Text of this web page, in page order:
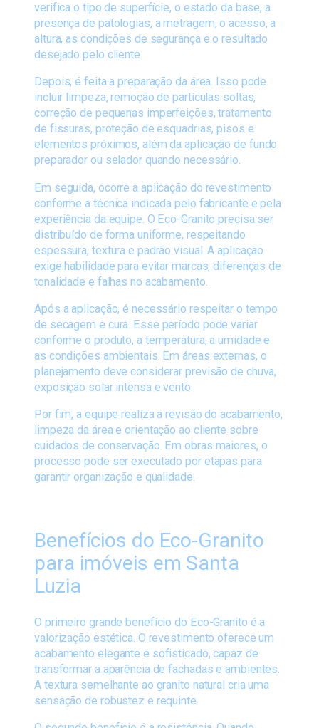
verifica o tipo de superfície, o estado da base, a
presença de patologias, a metragem, o acesso, a
altura, as condições de segurança e o resultado
desejado pelo cliente.
Depois, é feita a preparação da área. Isso pode
incluir limpeza, remoção de partículas soltas,
correção de pequenas imperfeições, tratamento
de fissuras, proteção de esquadrias, pisos e
elementos próximos, além da aplicação de fundo
preparador ou selador quando necessário.
Em seguida, ocorre a aplicação do revestimento
conforme a técnica indicada pelo fabricante e pela
experiência da equipe. O Eco-Granito precisa ser
distribuído de forma uniforme, respeitando
espessura, textura e padrão visual. A aplicação
exige habilidade para evitar marcas, diferenças de
tonalidade e falhas no acabamento.
Após a aplicação, é necessário respeitar o tempo
de secagem e cura. Esse período pode variar
conforme o produto, a temperatura, a umidade e
as condições ambientais. Em áreas externas, o
planejamento deve considerar previsão de chuva,
exposição solar intensa e vento.
Por fim, a equipe realiza a revisão do acabamento,
limpeza da área e orientação ao cliente sobre
cuidados de conservação. Em obras maiores, o
processo pode ser executado por etapas para
garantir organização e qualidade.
Benefícios do Eco-Granito
para imóveis em Santa
Luzia
O primeiro grande benefício do Eco-Granito é a
valorização estética. O revestimento oferece um
acabamento elegante e sofisticado, capaz de
transformar a aparência de fachadas e ambientes.
A textura semelhante ao granito natural cria uma
sensação de robustez e requinte.